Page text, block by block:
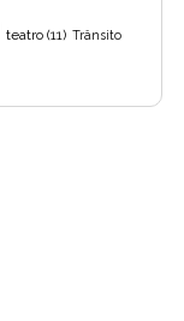
teatro (11) Trânsito